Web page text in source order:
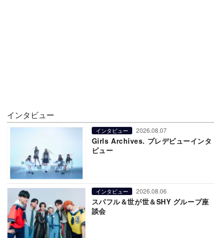
インタビュー
インタビュー 2026.08.07
Girls Archives. プレデビューインタ
ビュー
インタビュー 2026.08.06
スパフル＆世が世＆SHY グループ座
談会